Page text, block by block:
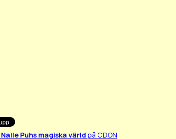
Nalle Puhs magiska värld på CDON